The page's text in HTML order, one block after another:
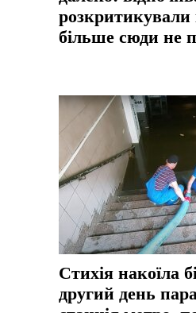
більше сюди не
Стихія накоїла
другий день